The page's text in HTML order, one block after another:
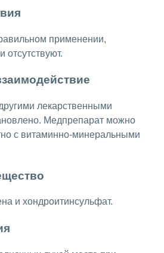
применении,
отсутствуют.
лекарственными
Медпрепарат можно
с витаминно-минеральными
и хондроитинсульфат.